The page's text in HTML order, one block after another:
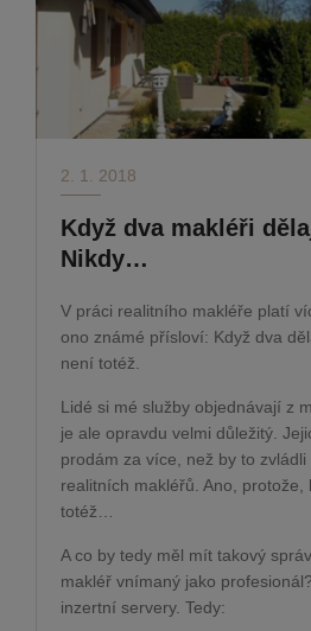
2. 1. 2018
Když dva makléři
Nikdy…
V práci realitního makléře platí
ono známé přísloví: Když dva
není totéž.
Lidé si mé služby objednávají z
je ale opravdu velmi důležitý.
prodám za více, než by to
realitních makléřů. Ano, protože,
totéž…
A co by tedy měl mít takový
makléř vnímaný jako
inzertní servery. Tedy: